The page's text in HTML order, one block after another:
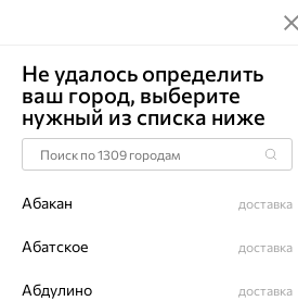
Главная Каталог Серьги Без вставок
Серьги, золото,
010
Артикул:
Не удалось определить
ваш город, выберите
нужный из списка ниже
Абакан доставка
Абатское доставка
Абдулино доставка